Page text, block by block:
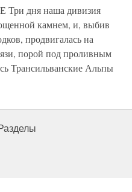
дня наша дивизия
камнем, и, выбив
продвигалась на
порой под проливным
Трансильванские Альпы